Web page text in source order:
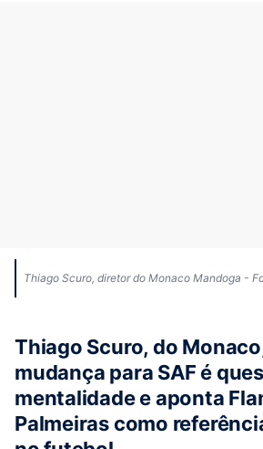
Thiago Scuro, diretor do Monaco Mandoga -
Thiago Scuro, do
mudança para SAF é
mentalidade e aponta
Palmeiras como